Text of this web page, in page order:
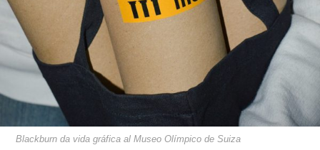
Blackburn da vida gráfica al Museo Olímpico de Suiza